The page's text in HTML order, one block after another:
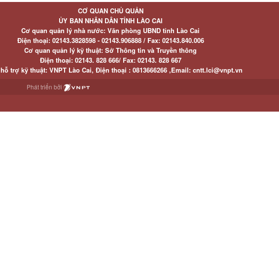
CƠ QUAN CHỦ QUẢN
ỦY BAN NHÂN DÂN TỈNH LÀO CAI
Cơ quan quản lý nhà nước: Văn phòng UBND tỉnh Lào Cai
Điện thoại:02143.3828598 - 02143.906888 / Fax:02143.840.006
Cơ quan quản lý kỹ thuật: Sở Thông tin và Truyền thông
Điện thoại:02143. 828 666/ Fax:02143. 828 667
trợ kỹ thuật: VNPT Lào Cai, Điện thoại : 0813666266 ,Email: cntt.lci@vnpt.vn
Phát triển bởi